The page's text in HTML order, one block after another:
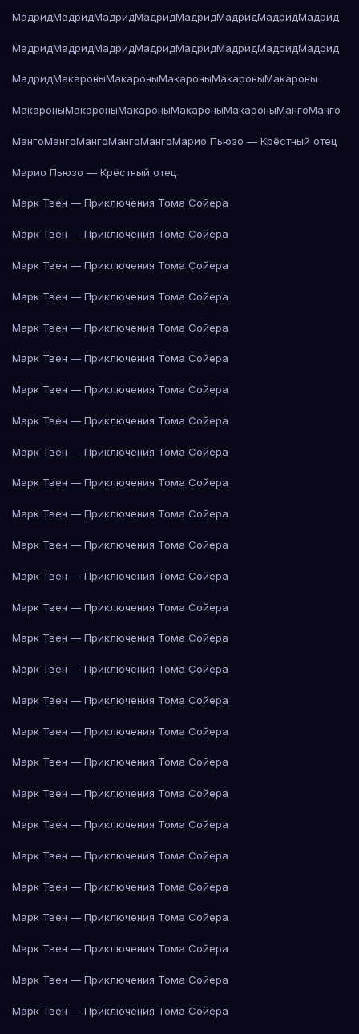
МадридМадридМадридМадридМадридМадридМадридМадрид
МадридМадридМадридМадридМадридМадридМадридМадрид
МадридМакароныМакароныМакароныМакароныМакароны
МакароныМакароныМакароныМакароныМакароныМангоМанго
МангоМангоМангоМангоМангоМарио Пьюзо — Крёстный отец
Марио Пьюзо — Крёстный отец
Марк Твен — Приключения Тома Сойера
Марк Твен — Приключения Тома Сойера
Марк Твен — Приключения Тома Сойера
Марк Твен — Приключения Тома Сойера
Марк Твен — Приключения Тома Сойера
Марк Твен — Приключения Тома Сойера
Марк Твен — Приключения Тома Сойера
Марк Твен — Приключения Тома Сойера
Марк Твен — Приключения Тома Сойера
Марк Твен — Приключения Тома Сойера
Марк Твен — Приключения Тома Сойера
Марк Твен — Приключения Тома Сойера
Марк Твен — Приключения Тома Сойера
Марк Твен — Приключения Тома Сойера
Марк Твен — Приключения Тома Сойера
Марк Твен — Приключения Тома Сойера
Марк Твен — Приключения Тома Сойера
Марк Твен — Приключения Тома Сойера
Марк Твен — Приключения Тома Сойера
Марк Твен — Приключения Тома Сойера
Марк Твен — Приключения Тома Сойера
Марк Твен — Приключения Тома Сойера
Марк Твен — Приключения Тома Сойера
Марк Твен — Приключения Тома Сойера
Марк Твен — Приключения Тома Сойера
Марк Твен — Приключения Тома Сойера
Марк Твен — Приключения Тома Сойера